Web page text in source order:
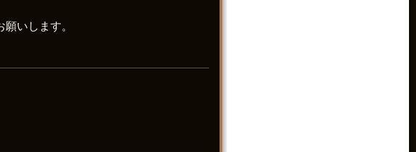
いします。